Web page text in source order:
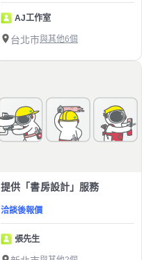
AJ工作室
台北市與其他6個
提供「書房設計」服務
洽談後報價
張先生